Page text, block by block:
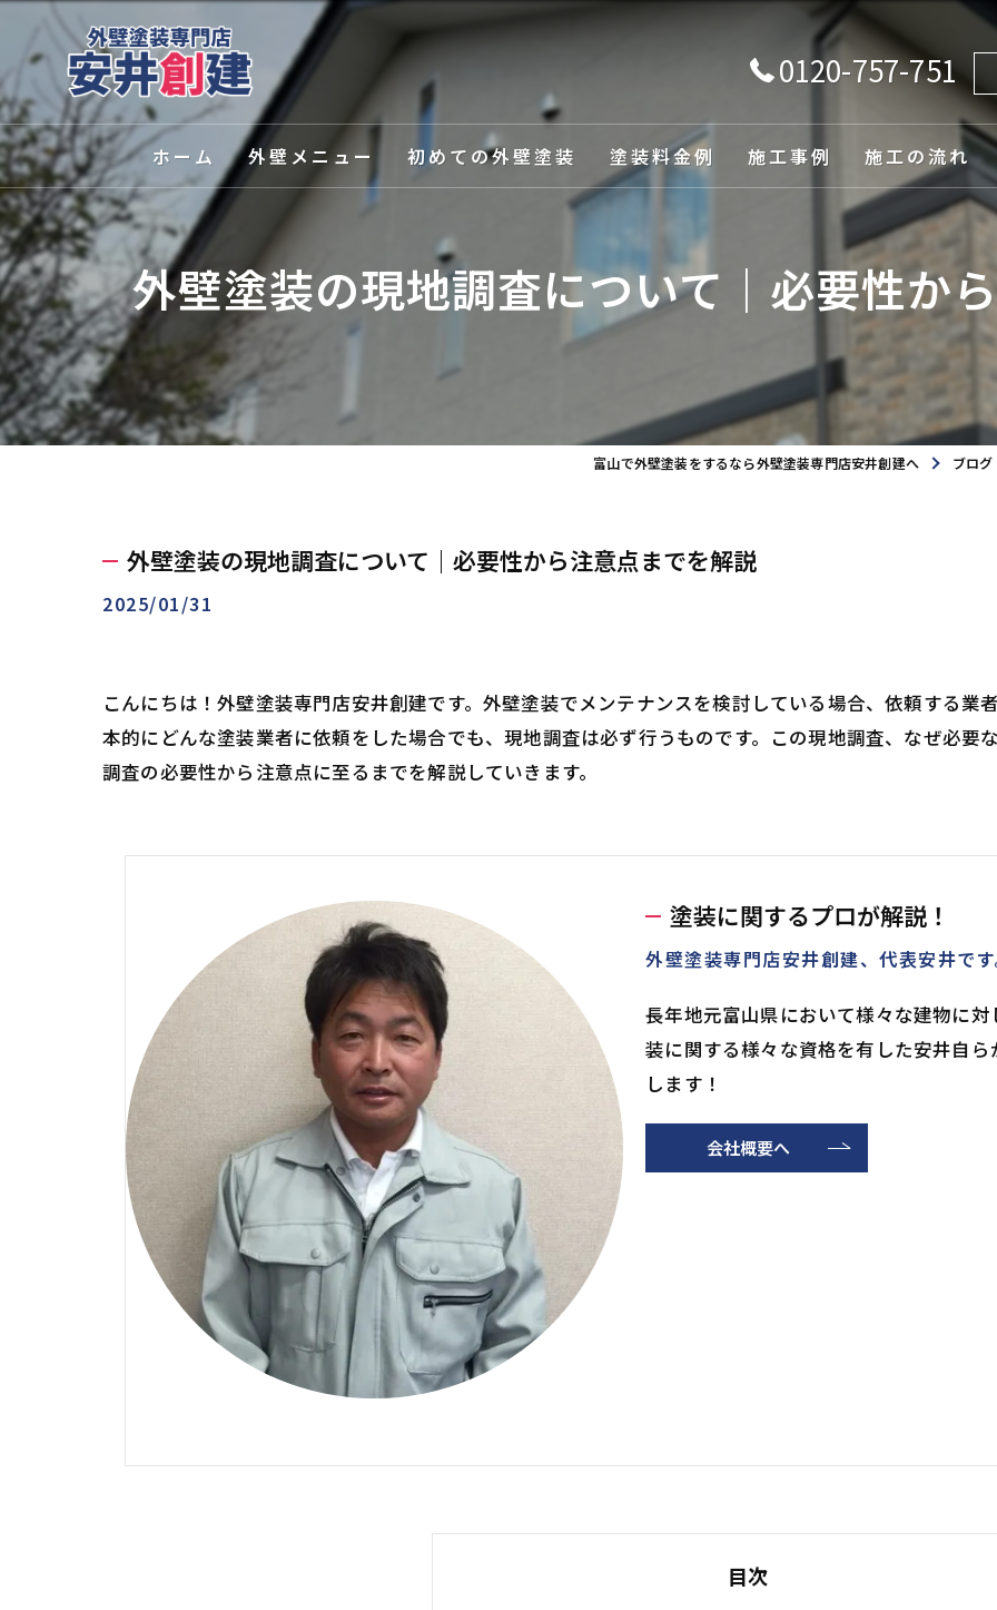
0120-757-751
ホーム 外壁メニュー
屋根塗装
外壁関連サービス
初めての外壁塗装
選ばれる理由
塗装の種類
カラーシミュレーション
塗装料金例 施工事例 施工の流れ
外壁塗装の現地調査について｜必要性か
富山で外壁塗装をするなら外壁塗装専門店安井創建へ ブログ
外壁塗装の現地調査について｜必要性から注意点までを解説
2025/01/31
こんにちは！外壁塗装専門店安井創建です。外壁塗装でメンテナンスを検討している場合、依頼する業
本的にどんな塗装業者に依頼をした場合でも、現地調査は必ず行うものです。この現地調査、なぜ必要
調査の必要性から注意点に至るまでを解説していきます。
塗装に関するプロが解説！
外壁塗装専門店安井創建、代表安井で
長年地元富山県において様々な建物に
装に関する様々な資格を有した安井自
します！
会社概要へ
目次